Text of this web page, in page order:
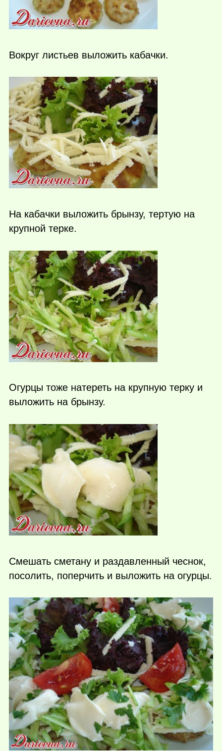
Вокруг листьев выложить кабачки.
На кабачки выложить брынзу, тертую на
крупной терке.
Огурцы тоже натереть на крупную терку и
выложить на брынзу.
Смешать сметану и раздавленный чеснок,
посолить, поперчить и выложить на огурцы.